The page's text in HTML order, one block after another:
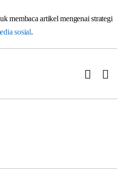
membaca artikel mengenai strategi
sosial.